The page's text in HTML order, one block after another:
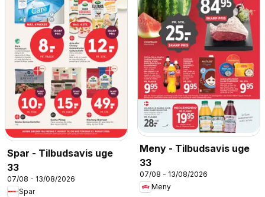
Spar - Tilbudsavis uge
33
07/08 - 13/08/2026
Spar
Meny - Tilbudsavis uge
33
07/08 - 13/08/2026
Meny